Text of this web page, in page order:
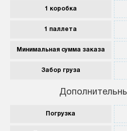
1 коробка
1 паллета
Минимальная сумма заказа
Забор груза
Погрузка